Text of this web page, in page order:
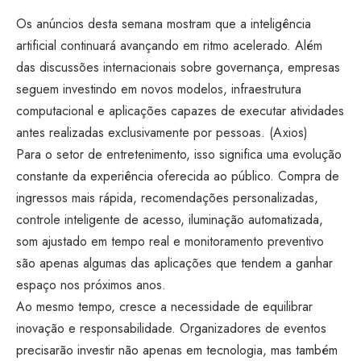
Os anúncios desta semana mostram que a inteligência
artificial continuará avançando em ritmo acelerado. Além
das discussões internacionais sobre governança, empresas
seguem investindo em novos modelos, infraestrutura
computacional e aplicações capazes de executar atividades
antes realizadas exclusivamente por pessoas. (Axios)
Para o setor de entretenimento, isso significa uma evolução
constante da experiência oferecida ao público. Compra de
ingressos mais rápida, recomendações personalizadas,
controle inteligente de acesso, iluminação automatizada,
som ajustado em tempo real e monitoramento preventivo
são apenas algumas das aplicações que tendem a ganhar
espaço nos próximos anos.
Ao mesmo tempo, cresce a necessidade de equilibrar
inovação e responsabilidade. Organizadores de eventos
precisarão investir não apenas em tecnologia, mas também